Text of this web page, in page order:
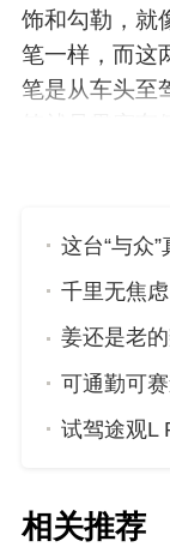
饰和勾勒，就
笔一样，而这
笔是从车头至
笔就是贯穿车
这台“与众
姜还是老
相关推荐